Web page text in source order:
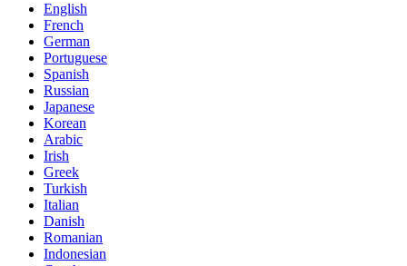
English
French
German
Portuguese
Spanish
Russian
Japanese
Korean
Arabic
Irish
Greek
Turkish
Italian
Danish
Romanian
Indonesian